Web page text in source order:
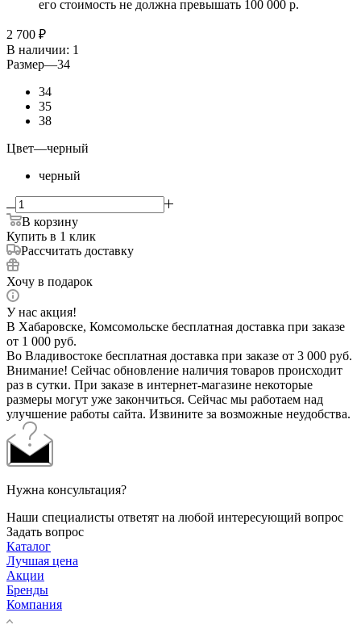
его стоимость не должна превышать 100 000 р.
2 700 ₽
В наличии: 1
Размер—34
34
35
38
Цвет—черный
черный
В корзину
Купить в 1 клик
Рассчитать доставку
Хочу в подарок
У нас акция!
В Хабаровске, Комсомольске бесплатная доставка при заказе
от 1 000 руб.
Во Владивостоке бесплатная доставка при заказе от 3 000 руб.
Внимание! Сейчас обновление наличия товаров происходит
раз в сутки. При заказе в интернет-магазине некоторые
размеры могут уже закончиться. Сейчас мы работаем над
улучшение работы сайта. Извините за возможные неудобства.
Нужна консультация?
Наши специалисты ответят на любой интересующий вопрос
Задать вопрос
Каталог
Лучшая цена
Акции
Бренды
Компания